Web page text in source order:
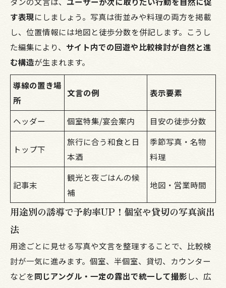
す表現にしましょう。写真は街並みや料理の両方を掲載
し、位置情報には地図と徒歩分数を併記します。こうし
た編集により、 サイト内での回遊や比較検討が自然と進
む構造が生まれます。
導線の置き場
所
文言の例 表示要素
ヘッダー 個室特集/宴会案内 目安の徒歩分数
トップ下
旅行に合う和食と日
本酒
季節写真・名物
料理
記事末
観光と夜ごはんの候
補
地図・営業時間
用途別の誘導で予約率UP！個室や貸切の写真演出
法
用途ごとに見せる写真や文言を整理することで、比較検
討が一気に進みます。個室、半個室、貸切、カウンター
などを同じアングル・一定の露出で統一して撮影し、広